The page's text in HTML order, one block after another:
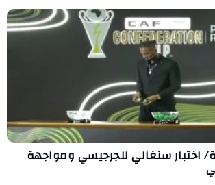
اختبار سنغالي للجرجيسي ومواجهة